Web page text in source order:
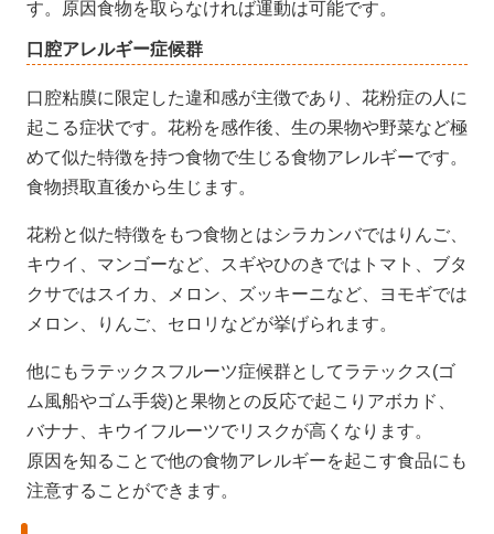
す。原因食物を取らなければ運動は可能です。
口腔アレルギー症候群
口腔粘膜に限定した違和感が主徴であり、花粉症の人に
起こる症状です。花粉を感作後、生の果物や野菜など極
めて似た特徴を持つ食物で生じる食物アレルギーです。
食物摂取直後から生じます。
花粉と似た特徴をもつ食物とはシラカンバではりんご、
キウイ、マンゴーなど、スギやひのきではトマト、ブタ
クサではスイカ、メロン、ズッキーニなど、ヨモギでは
メロン、りんご、セロリなどが挙げられます。
他にもラテックスフルーツ症候群としてラテックス(ゴ
ム風船やゴム手袋)と果物との反応で起こりアボカド、
バナナ、キウイフルーツでリスクが高くなります。
原因を知ることで他の食物アレルギーを起こす食品にも
注意することができます。